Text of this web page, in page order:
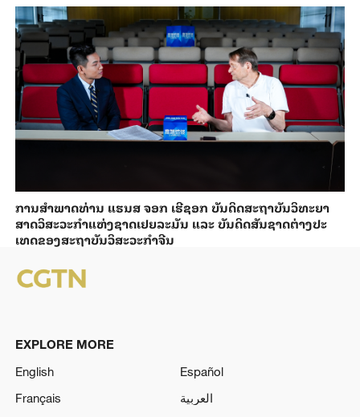
ການ​ສຳ​ພາດ​ທ່ານ ແຮນ​ສ ຈອກ ເຮີ​ຊອກ ​ບັນ​ດິດ​ສະ​ຖາ​ບັນວິ​ທະ​ຍາ​
ສາດວິ​ສະ​ວະ​ກຳ​ແຫ່ງ​ຊາດ​ເຢຍ​ລະ​ມັນ ແລະ ບັນ​ດິດ​ສັນ​ຊາດ​ຕ່າງ​ປະ​
ເທດ​ຂອງສະ​ຖາ​ບັນ​ວິ​ສະ​ວະ​ກຳ​ຈີນ
EXPLORE MORE
English
Español
Français
العربية